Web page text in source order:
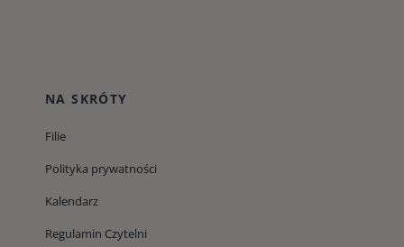
NA SKRÓTY
Filie
Polityka prywatności
Kalendarz
Regulamin Czytelni